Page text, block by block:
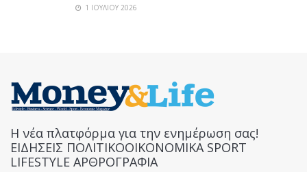
1 ΙΟΥΛΊΟΥ 2026
Η νέα πλατφόρμα για την ενημέρωση σας!
ΕΙΔΗΣΕΙΣ ΠΟΛΙΤΙΚΟΟΙΚΟΝΟΜΙΚΑ SPORT
LIFESTYLE ΑΡΘΡΟΓΡΑΦΙΑ